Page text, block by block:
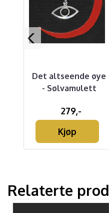
Det altseende øye
- Sølvamulett
279,-
Kjøp
Relaterte